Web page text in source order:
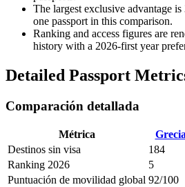
The largest exclusive advantage is
one passport in this comparison.
Ranking and access figures are
history with a 2026-first year
Detailed Passport
Comparación detallada
Métrica Grecia
Destinos sin visa
184
Ranking 2026
5
Puntuación de movilidad global 92/100